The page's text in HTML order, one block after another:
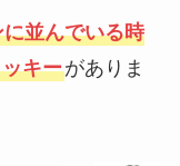
並んでいる時
キーがありま